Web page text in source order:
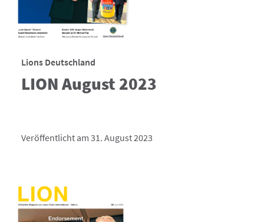
Lions Deutschland
LION August 2023
Veröffentlicht am 31. August 2023